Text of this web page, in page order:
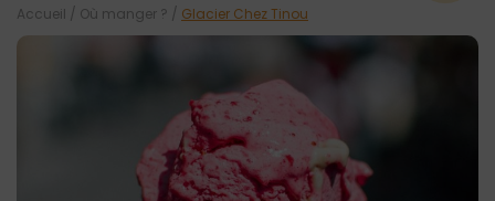
Accueil / Où manger ? / Glacier Chez Tinou